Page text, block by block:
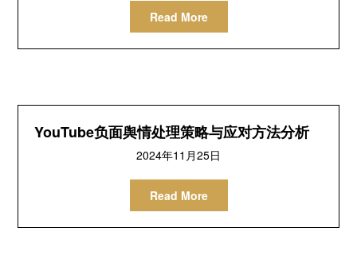
Read More
YouTube负面舆情处理策略与应对方法分析
2024年11月25日
Read More